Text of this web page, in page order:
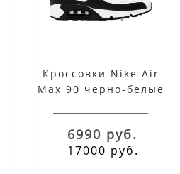
Кроссовки Nike Air
Max 90 черно-белые
6990 руб.
17000 руб.